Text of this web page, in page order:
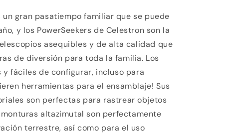
gran pasatiempo familiar que se puede
y los PowerSeekers de Celestron son la
asequibles y de alta calidad que
de diversión para toda la familia. Los
y fáciles de configurar, incluso para
herramientas para el ensamblaje! Sus
son perfectas para rastrear objetos
altazimutal son perfectamente
terrestre, así como para el uso